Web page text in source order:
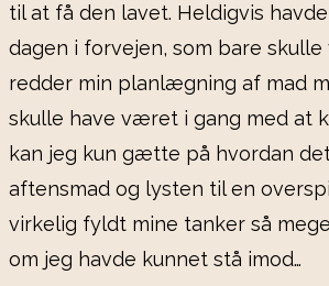
til at få den lavet. Heldigvis
dagen i forvejen, som bare skulle
redder min planlægning af mad
skulle have været i gang med at
kan jeg kun gætte på hvordan
aftensmad og lysten til en
virkelig fyldt mine tanker så
om jeg havde kunnet stå imod…